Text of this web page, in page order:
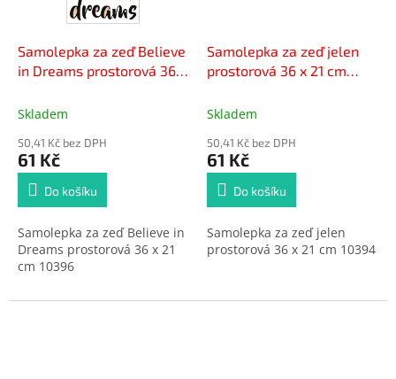
Samolepka za zeď Believe
in Dreams prostorová 36 x
Skladem
50,41 Kč bez DPH
61 Kč
Do košíku
Samolepka za zeď Believe in
Dreams prostorová 36 x 21
cm 10396
Samolepka za zeď jelen
prostorová 36 x 21 cm
Skladem
50,41 Kč bez DPH
61 Kč
Do košíku
Samolepka za zeď jelen
prostorová 36 x 21 cm 10394